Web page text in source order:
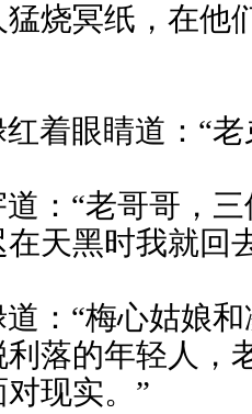
烧冥纸，在他
着眼睛道：“老
：“老哥哥，
天黑时我就回
：“梅心姑娘
利落的年轻人，
现实。”